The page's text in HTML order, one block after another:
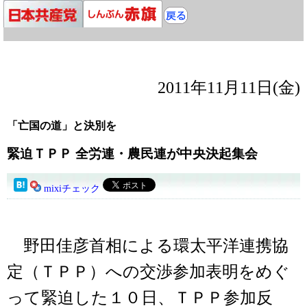
2011年11月11日(金)
「亡国の道」と決別を
緊迫ＴＰＰ 全労連・農民連が中央決起集会
mixiチェック
野田佳彦首相による環太平洋連携協
定（ＴＰＰ）への交渉参加表明をめぐ
って緊迫した１０日、ＴＰＰ参加反